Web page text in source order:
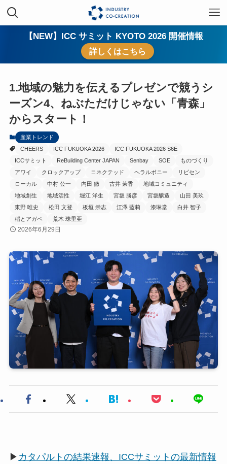
【NEW】ICC サミット KYOTO 2026 開催情報
詳しくはこちら
1.地域の魅力を伝えるプレゼンで競うシ
ーズン4、ねぶただけじゃない「青森」
からスタート！
産業トレンド
CHEERS
ICC FUKUOKA 2026
ICC FUKUOKA 2026 S6E
ICCサミット
ReBuilding Center JAPAN Senbay SOE
ものづくり
アワイ
クロックアップ コネクテッド ヘラルボニー
リビセン
ローカル
中村 公一 内田 徹 古井 茉香
地域コミュニティ
地域創生
地域活性 堀江 洋生 宮坂 勝彦 宮坂醸造
山田 美玖
東野 唯史
松田 文登 板垣 崇志 江澤 藍莉 漆琳堂
白井 智子
稲とアガベ
荒木 珠里亜
2026年6月29日
▶ カタパルトの結果速報、ICCサミットの最新情報